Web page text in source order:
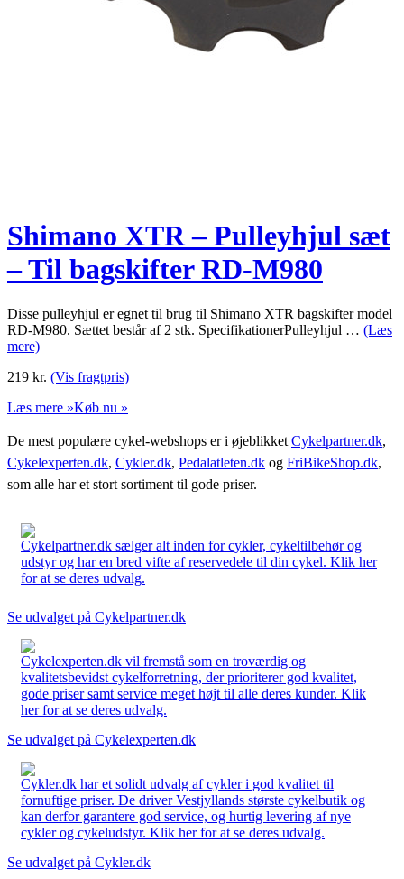
Shimano XTR – Pulleyhjul sæt
– Til bagskifter RD-M980
Disse pulleyhjul er egnet til brug til Shimano XTR bagskifter model
RD-M980. Sættet består af 2 stk. SpecifikationerPulleyhjul … (Læs
mere)
219 kr. (Vis fragtpris)
Læs mere »Køb nu »
De mest populære cykel-webshops er i øjeblikket Cykelpartner.dk,
Cykelexperten.dk, Cykler.dk, Pedalatleten.dk og FriBikeShop.dk,
som alle har et stort sortiment til gode priser.
Cykelpartner.dk sælger alt inden for cykler, cykeltilbehør og
udstyr og har en bred vifte af reservedele til din cykel. Klik her
for at se deres udvalg.
Se udvalget på Cykelpartner.dk
Cykelexperten.dk vil fremstå som en troværdig og
kvalitetsbevidst cykelforretning, der prioriterer god kvalitet,
gode priser samt service meget højt til alle deres kunder. Klik
her for at se deres udvalg.
Se udvalget på Cykelexperten.dk
Cykler.dk har et solidt udvalg af cykler i god kvalitet til
fornuftige priser. De driver Vestjyllands største cykelbutik og
kan derfor garantere god service, og hurtig levering af nye
cykler og cykeludstyr. Klik her for at se deres udvalg.
Se udvalget på Cykler.dk